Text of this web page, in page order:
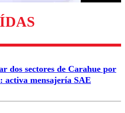
Enviar comentario
dos sectores de Carahue por
activa mensajería SAE